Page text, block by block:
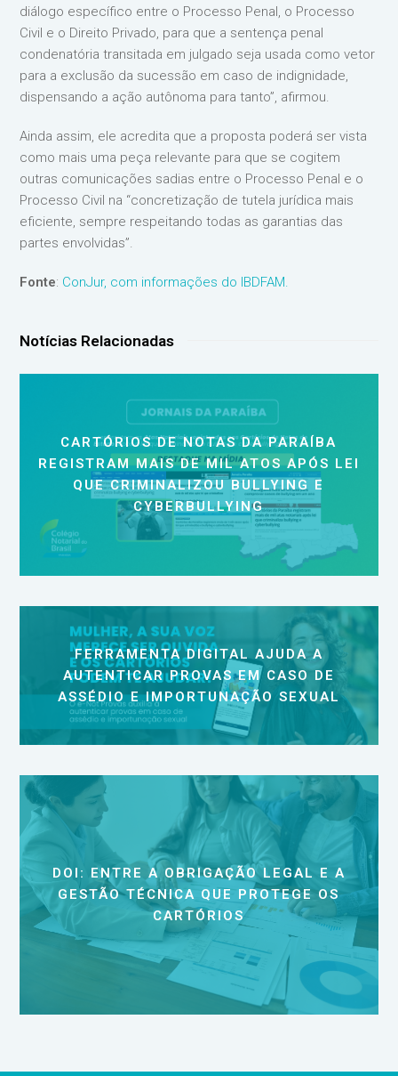
diálogo específico entre o Processo Penal, o Processo
Civil e o Direito Privado, para que a sentença penal
condenatória transitada em julgado seja usada como vetor
para a exclusão da sucessão em caso de indignidade,
dispensando a ação autônoma para tanto”, afirmou.
Ainda assim, ele acredita que a proposta poderá ser vista
como mais uma peça relevante para que se cogitem
outras comunicações sadias entre o Processo Penal e o
Processo Civil na “concretização de tutela jurídica mais
eficiente, sempre respeitando todas as garantias das
partes envolvidas”.
Fonte: ConJur, com informações do IBDFAM.
Notícias Relacionadas
CARTÓRIOS DE NOTAS DA PARAÍBA
REGISTRAM MAIS DE MIL ATOS APÓS LEI
QUE CRIMINALIZOU BULLYING E
CYBERBULLYING
FERRAMENTA DIGITAL AJUDA A
AUTENTICAR PROVAS EM CASO DE
ASSÉDIO E IMPORTUNAÇÃO SEXUAL
DOI: ENTRE A OBRIGAÇÃO LEGAL E A
GESTÃO TÉCNICA QUE PROTEGE OS
CARTÓRIOS